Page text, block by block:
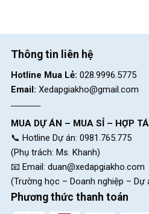
Hệ thống tay láiXe Đạp Điện
Các dòng xe trên thị trường hiện
pinlithium chỉ có thể đạt đến vận
Nhưng riêngXe Đạp Điện Ava Hot
động cơ điện 48V-12Ah,
giúp tiết kiệm được nhiên liệu điện
Vận tốc xe có thể đạt đến45-50
điện.
Thông tin liên hệ
Hotline Mua Lẻ: 028.9996.5775
Email: Xedapgiakho@gmail.com
MUA DỰ ÁN – MUA SỈ – HỢP
📞 Hotline Dự án: 0981.765.775
(Phụ trách: Ms. Khanh)
📧 Email: duan@xedapgiakho.com
(Trường học – Doanh nghiệp – Dự
Phương thức thanh toán